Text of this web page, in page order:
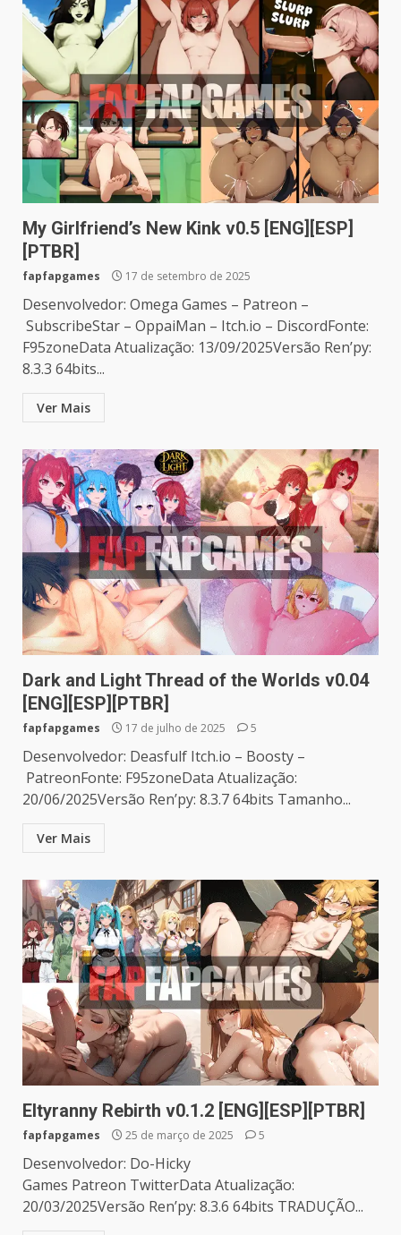
My Girlfriend’s New Kink v0.5 [ENG][ESP]
[PTBR]
fapfapgames 17 de setembro de 2025
Desenvolvedor: Omega Games – Patreon –
SubscribeStar – OppaiMan – Itch.io – DiscordFonte:
F95zoneData Atualização: 13/09/2025Versão Ren’py:
8.3.3 64bits...
Ver Mais
Dark and Light Thread of the Worlds v0.04
[ENG][ESP][PTBR]
fapfapgames 17 de julho de 2025 5
Desenvolvedor: Deasfulf Itch.io – Boosty –
PatreonFonte: F95zoneData Atualização:
20/06/2025Versão Ren’py: 8.3.7 64bits Tamanho...
Ver Mais
Eltyranny Rebirth v0.1.2 [ENG][ESP][PTBR]
fapfapgames 25 de março de 2025 5
Desenvolvedor: Do-Hicky
Games Patreon TwitterData Atualização:
20/03/2025Versão Ren’py: 8.3.6 64bits TRADUÇÃO...